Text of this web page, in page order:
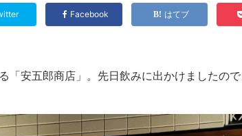
Facebook はてブ
「安五郎商店」。先日飲みに出かけましたので